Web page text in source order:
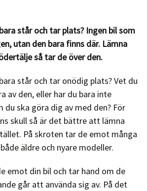
står och tar plats? Ingen bil som
utan den bara finns där. Lämna
så tar de över den.
står och tar onödig plats? Vet du
av den, eller har du bara inte
du ska göra dig av med den? För
skull så är det bättre att lämna
På skroten tar de emot många
äldre och nyare modeller.
emot din bil och tar hand om de
går att använda sig av. På det